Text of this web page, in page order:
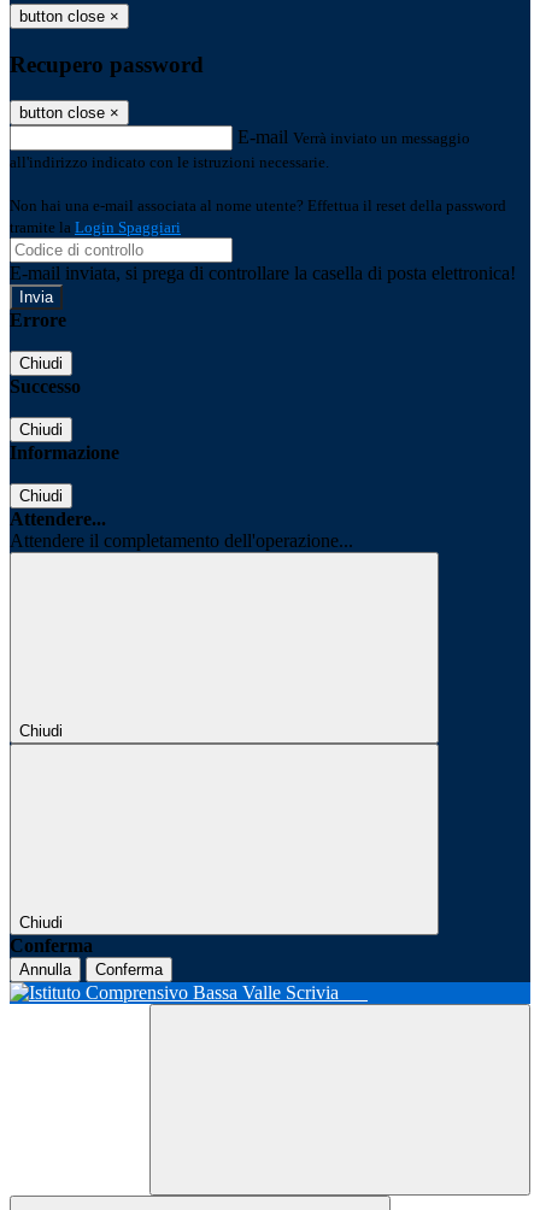
button close ×
Recupero password
button close ×
E-mail Verrà inviato un messaggio
all'indirizzo indicato con le istruzioni necessarie.
Non hai una e-mail associata al nome utente? Effettua il reset della password
tramite la Login Spaggiari
E-mail inviata, si prega di controllare la casella di posta elettronica!
Errore
Chiudi
Successo
Chiudi
Informazione
Chiudi
Attendere...
Attendere il completamento dell'operazione...
Chiudi
Chiudi
Conferma
Annulla Conferma